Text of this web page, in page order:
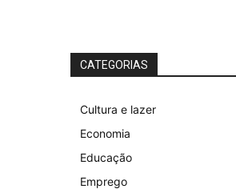
CATEGORIAS
Cultura e lazer
Economia
Educação
Emprego